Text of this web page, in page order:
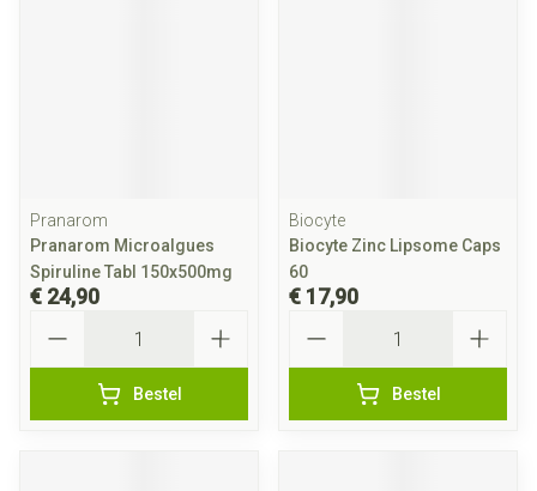
Pranarom
Pranarom Microalgues
Spiruline Tabl 150x500mg
€ 24,90
Bestel
Biocyte
Biocyte Zinc Lipsome Caps
60
€ 17,90
Bestel